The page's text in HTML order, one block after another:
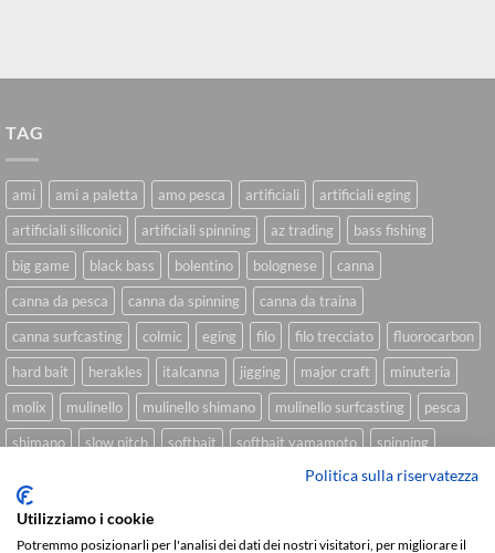
TAG
ami ami a paletta amo pesca artificiali
artificiali eging
artificiali siliconici
artificiali spinning az trading
bass fishing
big game
black bass bolentino bolognese
canna
canna da pesca
canna da spinning
canna da traina
canna surfcasting
colmic eging filo filo trecciato
fluorocarbon
hard bait
herakles italcanna jigging major craft
minuteria
molix
mulinello mulinello shimano mulinello surfcasting
pesca
shimano
slow pitch softbait softbait yamamoto
spinning
trecciato trolling tubertini
Politica sulla riservatezza
Utilizziamo i cookie
Potremmo posizionarli per l'analisi dei dati dei nostri visitatori, per migliorare il